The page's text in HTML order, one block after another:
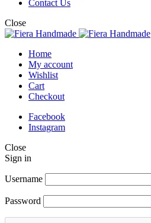
Contact Us
Close
Home
My account
Wishlist
Cart
Checkout
Facebook
Instagram
Close
Sign in
Username
Password